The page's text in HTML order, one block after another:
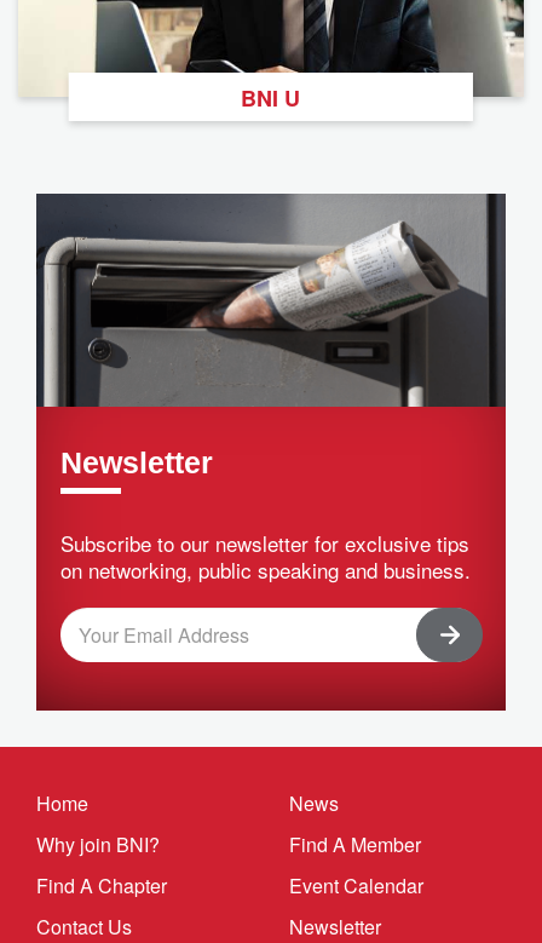
BNI U
Newsletter
Subscribe to our newsletter for exclusive tips
on networking, public speaking and business.
Home
Why join BNI?
Find A Chapter
Contact Us
News
Find A Member
Event Calendar
Newsletter